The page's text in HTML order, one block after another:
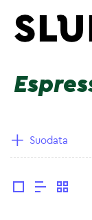
Suodata